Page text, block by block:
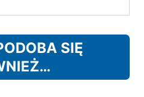
SIĘ